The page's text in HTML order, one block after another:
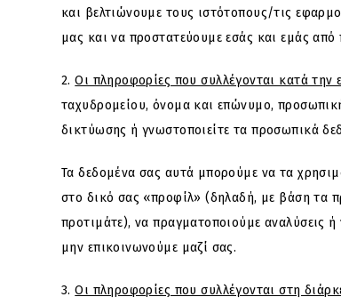
και βελτιώνουμε τους ιστότοπους/τις
μας και να προστατεύουμε εσάς και εμάς από
2.Οι πληροφορίες που συλλέγονται κατά την
ταχυδρομείου, όνομα και επώνυμο,
δικτύωσης ή γνωστοποιείτε τα προσωπικά
Τα δεδομένα σας αυτά μπορούμε να τα
στο δικό σας «προφίλ» (δηλαδή, με βάση τα
προτιμάτε), να πραγματοποιούμε αναλύσεις
μην επικοινωνούμε μαζί σας.
3.Οι πληροφορίες που συλλέγονται στη